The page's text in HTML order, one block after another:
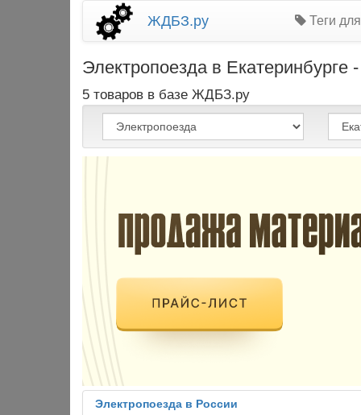
ЖДБЗ.ру Теги
Электропоезда в Екатеринбурге
5 товаров в базе ЖДБЗ.ру
Электропоезда в России